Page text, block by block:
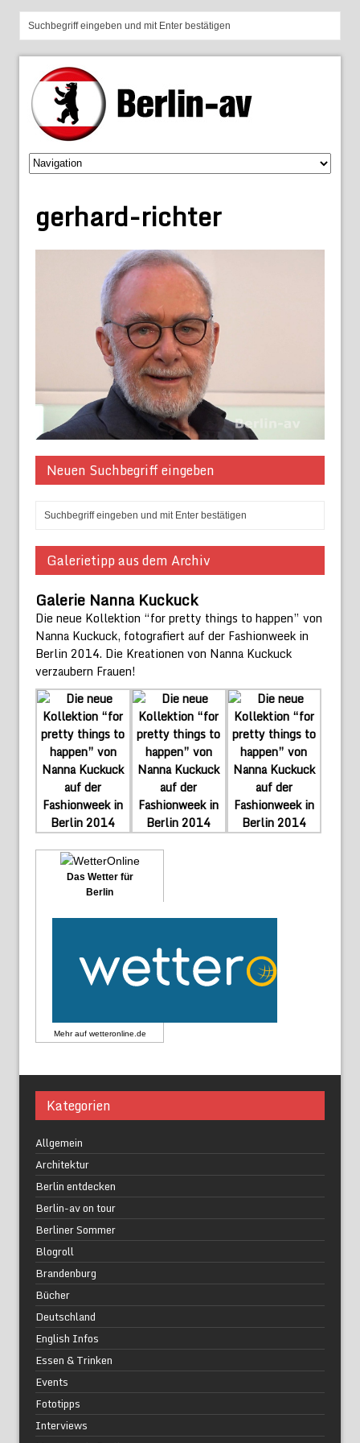
gerhard-richter
Neuen Suchbegriff eingeben
Galerietipp aus dem Archiv
Galerie Nanna Kuckuck
Die neue Kollektion “for pretty things to happen” von
Nanna Kuckuck, fotografiert auf der Fashionweek in
Berlin 2014. Die Kreationen von Nanna Kuckuck
verzaubern Frauen!
Das Wetter für
Berlin
Mehr auf wetteronline.de
Kategorien
Allgemein
Architektur
Berlin entdecken
Berlin-av on tour
Berliner Sommer
Blogroll
Brandenburg
Bücher
Deutschland
English Infos
Essen & Trinken
Events
Fototipps
Interviews